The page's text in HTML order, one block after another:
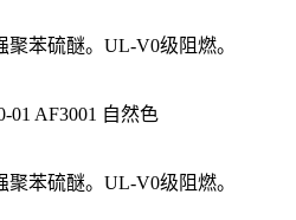
聚苯硫醚。UL-V0级阻燃。
01 AF3001 自然色
聚苯硫醚。UL-V0级阻燃。